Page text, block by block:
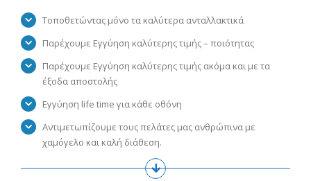
Τοποθετώντας μόνο τα καλύτερα ανταλλακτικά
Παρέχουμε Εγγύηση καλύτερης τιμής – ποιότητας
Παρέχουμε Εγγύηση καλύτερης τιμής ακόμα και με τα
έξοδα αποστολής
Εγγύηση life time για κάθε οθόνη
Αντιμετωπίζουμε τους πελάτες μας ανθρώπινα με
χαμόγελο και καλή διάθεση.